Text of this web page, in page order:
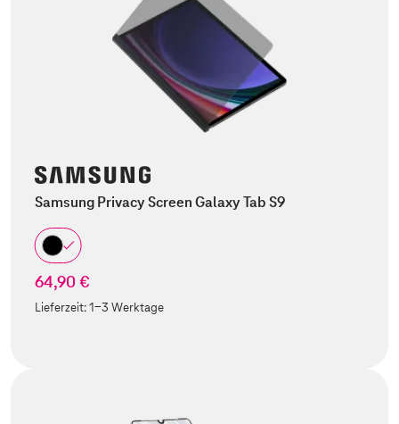
Samsung Privacy Screen Galaxy Tab S9
64,90 €
Lieferzeit:1-3 Werktage